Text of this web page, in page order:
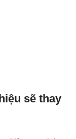
sẽ thay